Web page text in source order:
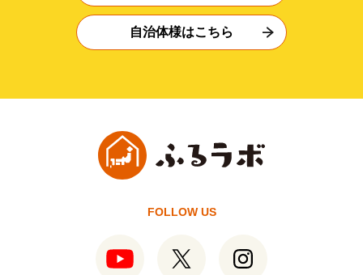
自治体様はこちら
FOLLOW US